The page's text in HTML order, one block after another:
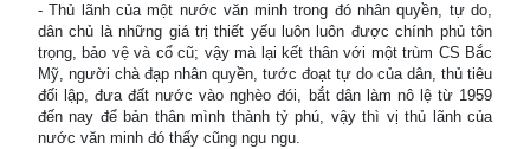
- Thủ lãnh của một nước văn minh trong đó nhân quyền, tự do,
dân chủ là những giá trị thiết yếu luôn luôn được chính phủ tôn
trọng, bảo vệ và cổ cũ; vậy mà lại kết thân với một trùm CS Bắc
Mỹ, người chà đạp nhân quyền, tước đoạt tự do của dân, thủ tiêu
đối lập, đưa đất nước vào nghèo đói, bắt dân làm nô lệ từ 1959
đến nay để bản thân mình thành tỷ phú, vậy thì vị thủ lãnh của
nước văn minh đó thấy cũng ngu ngu.